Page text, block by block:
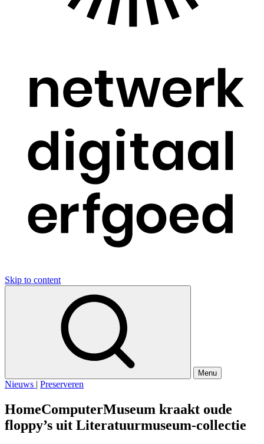
Skip to content
Menu
Nieuws | Preserveren
HomeComputerMuseum kraakt oude
floppy’s uit Literatuurmuseum-collectie